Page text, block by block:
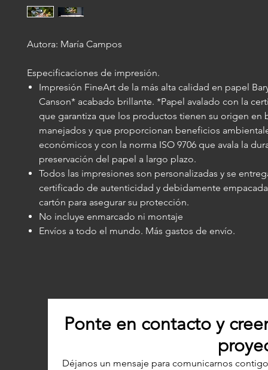
Autora: María Campos
Especificaciones de impresión.
Impresión FineArt de la más alta calidad en papel
Canson* acabado brillante. *Papel avalado con la
que garantiza que los productos tienen su origen en
manejados y que proporcionan beneficios
económicos y con la norma ISO 9706 que avala la
preservación del papel a largo plazo.
Todos las impresiones son personalizadas y se
certificado de autenticidad y debidamente
cartón para asegurar su protección.
No incluye enmarcado ni montaje
Envíos a todo el mundo. Más gastos de envío.
Ponte en contacto y
Déjanos un mensaje para comunicarnos